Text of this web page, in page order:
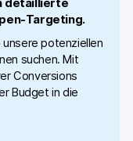
detaillierte
Targeting.
unsere potenziellen
suchen. Mit
Conversions
Budget in die